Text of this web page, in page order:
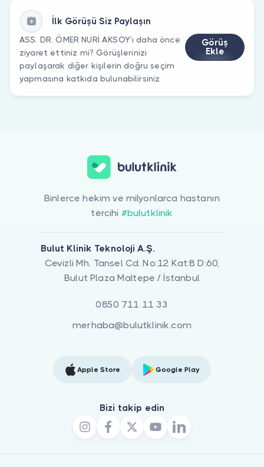
İlk Görüşü Siz Paylaşın
ASS. DR. ÖMER NURİ AKSOY’ı daha önce
ziyaret ettiniz mi? Görüşlerinizi
paylaşarak diğer kişilerin doğru seçim
yapmasına katkıda bulunabilirsiniz.
Görüş
Ekle
Binlerce hekim ve milyonlarca hastanın
tercihi #bulutklinik
Bulut Klinik Teknoloji A.Ş.
Cevizli Mh. Tansel Cd. No:12 Kat:8 D:60,
Bulut Plaza Maltepe / İstanbul
0850 711 11 33
merhaba@bulutklinik.com
Apple Store Google Play
Bizi takip edin